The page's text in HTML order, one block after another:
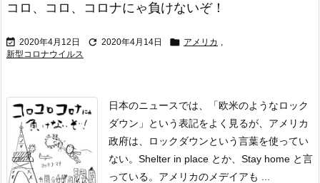
コロ、コロ、コロナにゃ負けないぞ！
 2020年4月12日  2020年4月14日  アメリカ ,
新型コロナウイルス
日本のニュースでは、「欧米のようなロック
ダウン」という表記をよく見るが、アメリカ
政府は、ロックダウンという言葉を使ってい
ない。Shelter in place とか、Stay home と言
っている。 アメリカのメデイアも ...